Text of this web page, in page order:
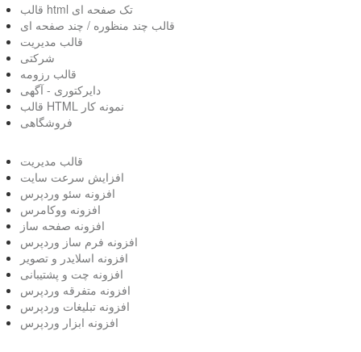
قالب html تک صفحه ای
قالب چند منظوره / چند صفحه ای
قالب مدیریت
شرکتی
قالب رزومه
دایرکتوری - آگهی
قالب HTML نمونه کار
فروشگاهی
قالب مدیریت
افزایش سرعت سایت
افزونه سئو وردپرس
افزونه ووکامرس
افزونه صفحه ساز
افزونه فرم ساز وردپرس
افزونه اسلایدر و تصویر
افزونه چت و پشتیبانی
افزونه متفرقه وردپرس
افزونه تبلیغات وردپرس
افزونه ابزار وردپرس